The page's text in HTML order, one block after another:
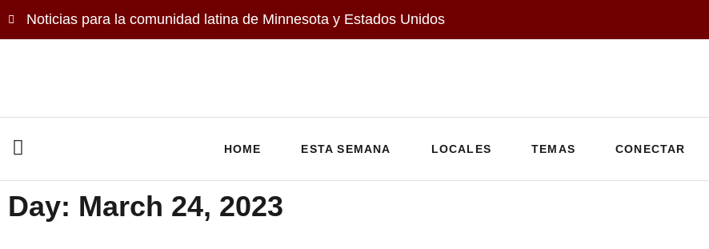
Noticias para la comunidad latina de Minnesota y Estados Unidos
HOME ESTA SEMANA LOCALES TEMAS CONECTAR
Day: March 24, 2023